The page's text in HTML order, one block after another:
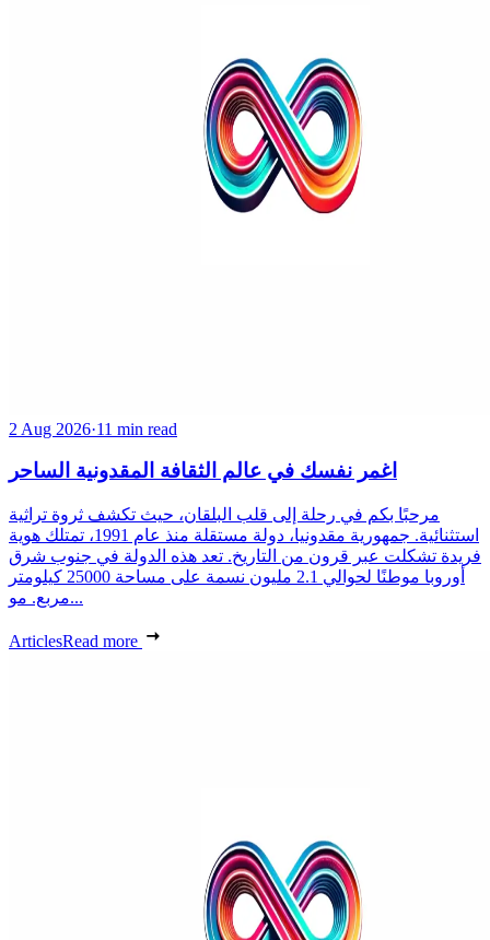
2 Aug 2026·11 min read
اغمر نفسك في عالم الثقافة المقدونية الساحر
مرحبًا بكم في رحلة إلى قلب البلقان، حيث تكشف ثروة تراثية
استثنائية. جمهورية مقدونيا، دولة مستقلة منذ عام 1991، تمتلك هوية
فريدة تشكلت عبر قرون من التاريخ. تعد هذه الدولة في جنوب شرق
أوروبا موطنًا لحوالي 2.1 مليون نسمة على مساحة 25000 كيلومتر
مربع. مو...
ArticlesRead more